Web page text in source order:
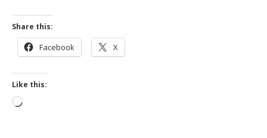
Share this:
Facebook X
Like this:
Loading…